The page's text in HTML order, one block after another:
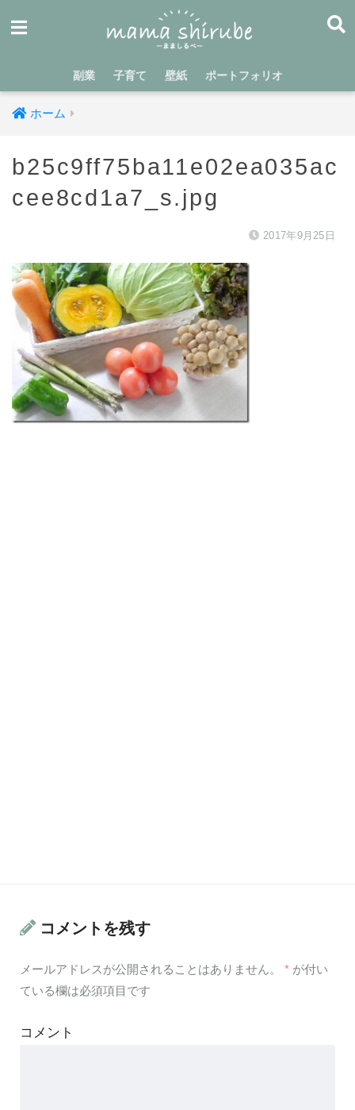
副業 子育て 壁紙 ポートフォリオ
ホーム
b25c9ff75ba11e02ea035ac
cee8cd1a7_s.jpg
2017年9月25日
コメントを残す
メールアドレスが公開されることはありません。 * が付い
ている欄は必須項目です
コメント